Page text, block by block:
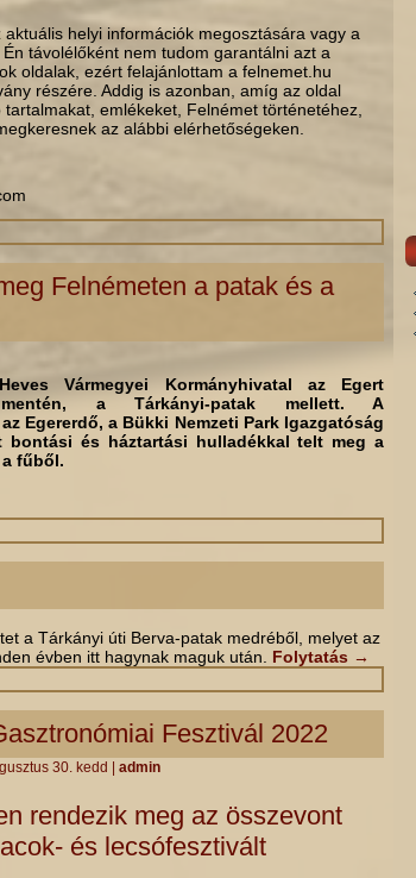
helyi információk megosztására vagy a
távolélőként nem tudom garantálni azt a
oldalak, ezért felajánlottam a felnemet.hu
részére. Addig is azonban, amíg az oldal
emlékeket, Felnémet történetéhez,
az alábbi elérhetőségeken.
Felnémeten a patak és a
Vármegyei Kormányhivatal az Egert
mentén, a Tárkányi-patak mellett. A
Egererdő, a Bükki Nemzeti Park Igazgatóság
és háztartási hulladékkal telt meg a
fűből.
a Tárkányi úti Berva-patak medréből, melyet az
évben itt hagynak maguk után. Folytatás →
Fesztivál 2022
30. kedd admin
rendezik meg az összevont
és lecsófesztivált